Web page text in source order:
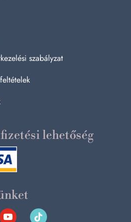
szabályzat
lehetőség
youtube tiktok